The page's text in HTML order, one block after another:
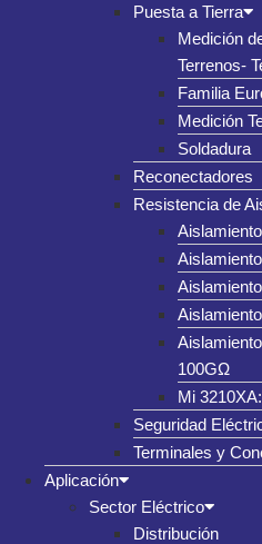
Puesta a Tierra
Medición
Terrenos-
Familia
Medición
Soldadura
Reconectadores
Resistencia de
100GΩ
Mi
Seguridad
Terminales y
Aplicación
Sector Eléctrico
Distribución